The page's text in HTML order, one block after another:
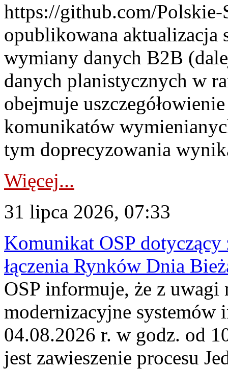
https://github.com/Polskie-
opublikowana aktualizacja
wymiany danych B2B
danych planistycznych w
obejmuje
komunikatów
tym doprecyzowania
Więcej...
31 lipca 2026, 07:33
Komunikat OSP dotyczący
łączenia Rynków Dnia
OSP informuje, że z uwagi
modernizacyjne
04.08.2026 r. w godz. od
jest zawieszenie procesu